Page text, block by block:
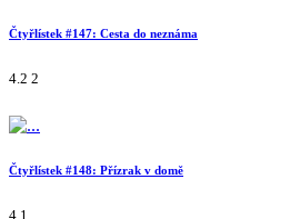
Čtyřlístek #147: Cesta do neznáma
4.2 2
Čtyřlístek #148: Přízrak v domě
4 1